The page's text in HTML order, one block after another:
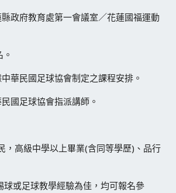
政府教育處第一會議室／花蓮國福運動
華民國足球協會制定之課程安排。
國足球協會指派講師。
，高級中學以上畢業(含同等學歷)、品行
或足球教學經驗為佳，均可報名參